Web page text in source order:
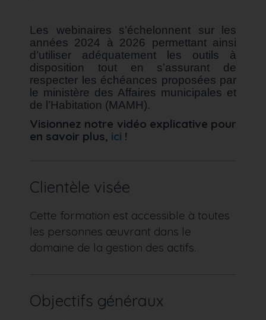
Les webinaires s’échelonnent sur les
années 2024 à 2026 permettant ainsi
d’utiliser adéquatement les outils à
disposition tout en s’assurant de
respecter les échéances proposées par
le ministère des Affaires municipales et
de l’Habitation (MAMH).
Visionnez notre vidéo explicative pour
en savoir plus, ici !
Clientèle visée
Cette formation est accessible à toutes
les personnes œuvrant dans le
domaine de la gestion des actifs.
Objectifs généraux